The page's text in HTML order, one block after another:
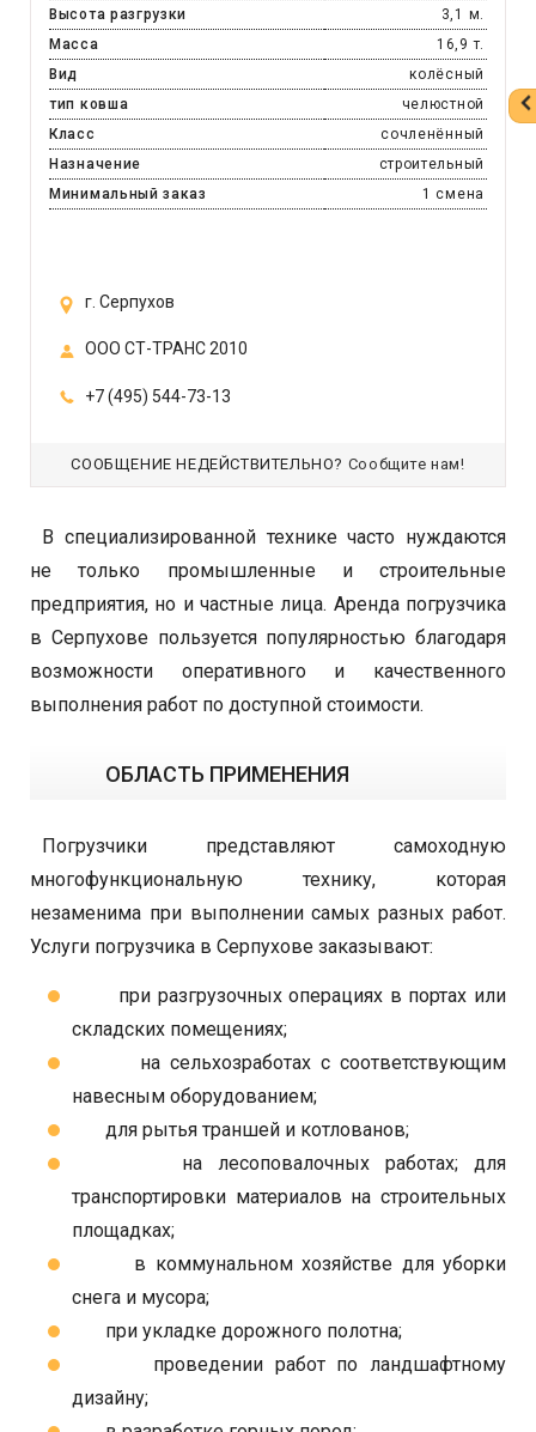
Высота разгрузки
3,1 м.
Масса
16,9 т.
Вид
колёсный
тип ковша
челюстной
Класс
сочленённый
Назначение
строительный
Минимальный заказ
1 смена
г. Серпухов
ООО СТ-ТРАНС 2010
+7 (495) 544-73-13
СООБЩЕНИЕ НЕДЕЙСТВИТЕЛЬНО? Сообщите нам!
В специализированной технике часто нуждаются
не только промышленные и строительные
предприятия, но и частные лица. Аренда погрузчика
в Серпухове пользуется популярностью благодаря
возможности оперативного и качественного
выполнения работ по доступной стоимости.
ОБЛАСТЬ ПРИМЕНЕНИЯ
Погрузчики представляют самоходную
многофункциональную технику, которая
незаменима при выполнении самых разных работ.
Услуги погрузчика в Серпухове заказывают:
при разгрузочных операциях в портах или
складских помещениях;
на сельхозработах с соответствующим
навесным оборудованием;
для рытья траншей и котлованов;
на лесоповалочных работах; для
транспортировки материалов на строительных
площадках;
в коммунальном хозяйстве для уборки
снега и мусора;
при укладке дорожного полотна;
проведении работ по ландшафтному
дизайну;